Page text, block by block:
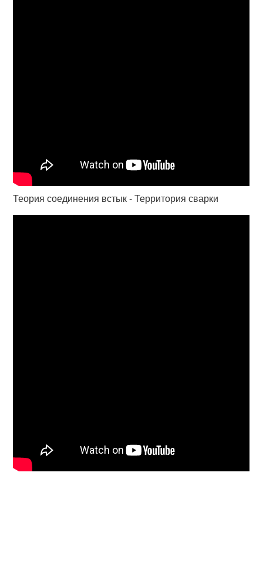
Теория соединения встык - Территория сварки